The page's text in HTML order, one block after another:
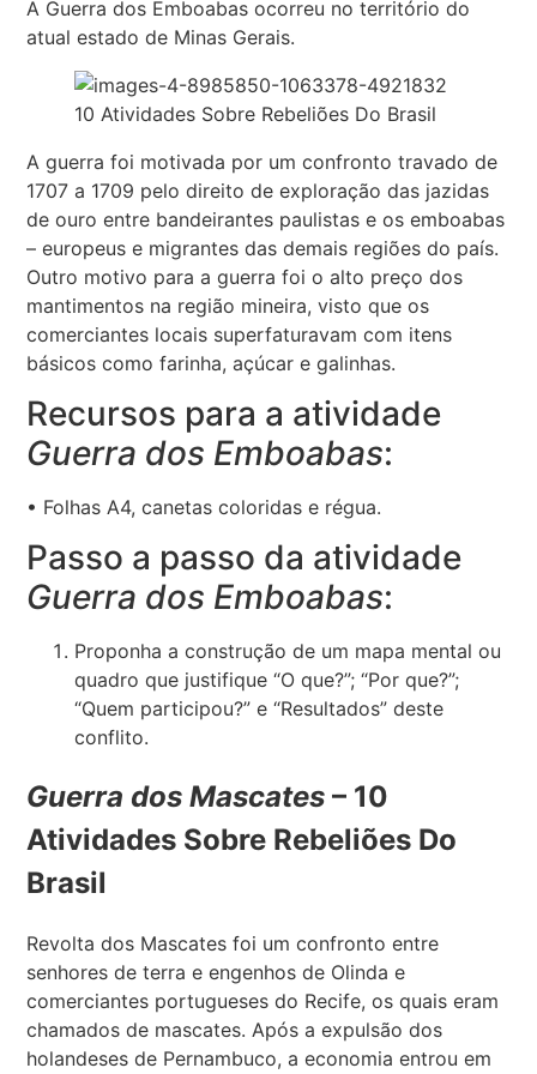
A Guerra dos Emboabas ocorreu no território do
atual estado de Minas Gerais.
10 Atividades Sobre Rebeliões Do Brasil
A guerra foi motivada por um confronto travado de
1707 a 1709 pelo direito de exploração das jazidas
de ouro entre bandeirantes paulistas e os emboabas
– europeus e migrantes das demais regiões do país.
Outro motivo para a guerra foi o alto preço dos
mantimentos na região mineira, visto que os
comerciantes locais superfaturavam com itens
básicos como farinha, açúcar e galinhas.
Recursos para a atividade
Guerra dos Emboabas:
• Folhas A4, canetas coloridas e régua.
Passo a passo da atividade
Guerra dos Emboabas:
Proponha a construção de um mapa mental ou
quadro que justifique “O que?”; “Por que?”;
“Quem participou?” e “Resultados” deste
conflito.
Guerra dos Mascates– 10
Atividades Sobre Rebeliões Do
Brasil
Revolta dos Mascates foi um confronto entre
senhores de terra e engenhos de Olinda e
comerciantes portugueses do Recife, os quais eram
chamados de mascates. Após a expulsão dos
holandeses de Pernambuco, a economia entrou em